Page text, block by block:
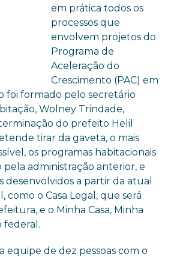
em prática todos os
processos que
envolvem projetos do
Programa de
Aceleração do
Crescimento (PAC) em
foi formado pelo secretário
Wolney Trindade,
do prefeito Helil
tirar da gaveta, o mais
os programas habitacionais
pela administração anterior, e
a partir da atual
como o Casa Legal, que será
e o Minha Casa, Minha
federal.
equipe de dez pessoas com o